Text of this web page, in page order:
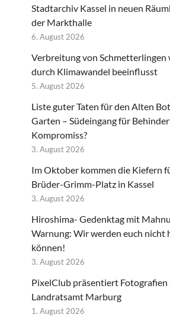
Stadtarchiv Kassel in neuen
der Markthalle
6. August 2026
Verbreitung von
durch Klimawandel beeinflusst
5. August 2026
Liste guter Taten für den Alten
Garten – Südeingang für
Kompromiss?
3. August 2026
Im Oktober kommen die Kiefern
Brüder-Grimm-Platz in Kassel
3. August 2026
Hiroshima- Gedenktag mit
Warnung: Wir werden euch nicht
können!
3. August 2026
PixelClub präsentiert Fotografien
Landratsamt Marburg
1. August 2026